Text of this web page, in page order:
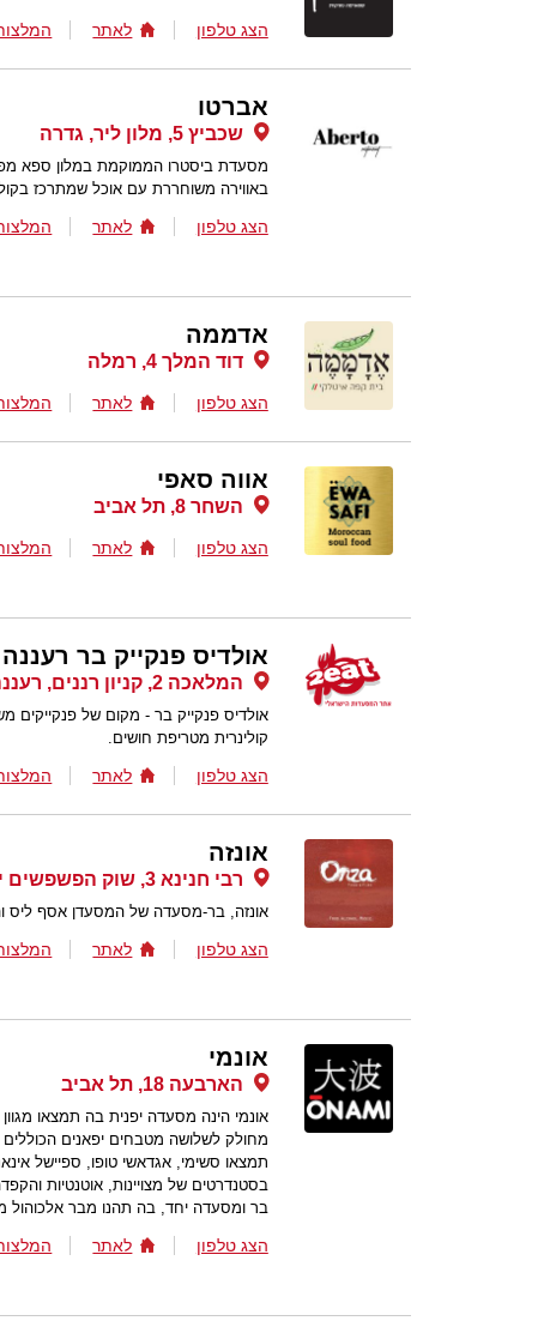
הצג טלפון לאתר
אברטו
שכביץ 5, מלון ליר, גדרה
מסעדת ביסטרו הממוקמת במלון ספא
באווירה משוחררת עם אוכל שמתרכז
הצג טלפון לאתר
אדממה
דוד המלך 4, רמלה
הצג טלפון לאתר
אווה סאפי
השחר 8, תל אביב
הצג טלפון לאתר
אולדיס פנקייק בר רעננה
המלאכה 2, קניון רננים, רעננה
אולדיס פנקייק בר - מקום של פנקייקים
קולינרית מטריפת חושים.
הצג טלפון לאתר
אונזה
רבי חנינא 3, שוק הפשפשים יפו , תל אביב
אונזה, בר-מסעדה של המסעדן אסף ליס
הצג טלפון לאתר
אונמי
הארבעה 18, תל אביב
אונמי הינה מסעדה יפנית בה תמצאו
מחולק לשלושה מטבחים יפאנים הכוללים
תמצאו סשימי, אגדאשי טופו, ספיישל
בסטנדרטים של מצויינות, אוטנטיות
בר ומסעדה יחד, בה תהנו מבר
הצג טלפון לאתר